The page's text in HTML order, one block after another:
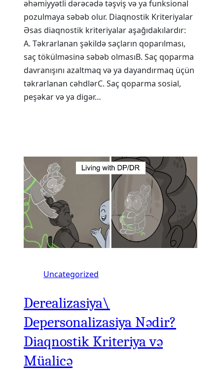
əhəmiyyətli dərəcədə təşviş və ya funksional
pozulmaya səbəb olur. Diaqnostik Kriteriyalar
Əsas diaqnostik kriteriyalar aşağıdakılardır:
A. Təkrarlanan şəkildə saçların qoparılması,
saç tökülməsinə səbəb olmasıB. Saç qoparma
davranışını azaltmaq və ya dayandırmaq üçün
təkrarlanan cəhdlərC. Saç qoparma sosial,
peşəkar və ya digər…
Uncategorized
Derealizasiya\
Depersonalizasiya Nədir?
Diaqnostik Kriteriya və
Müalicə